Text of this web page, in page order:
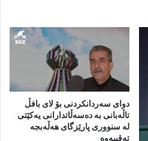
دوای سەردانکردنی بۆ لای بافڵ
تاڵەبانی بە دەسەڵاتدارانی یەکێتی
لە سنووری پارێزگای ھەڵەبجە
تەقییەوە